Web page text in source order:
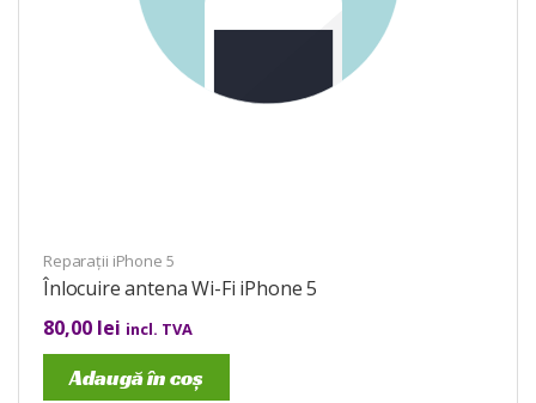
Reparații iPhone 5
Înlocuire antena Wi-Fi iPhone 5
80,00 lei incl. TVA
Adaugă în coș